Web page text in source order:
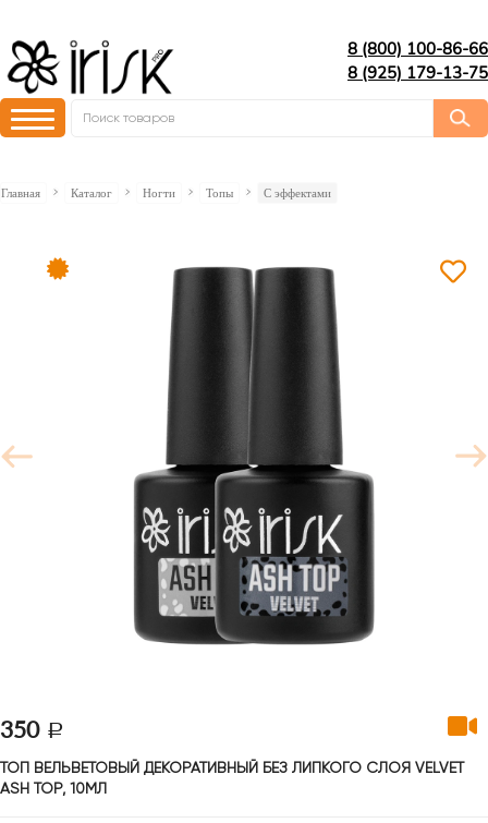
8 (800) 100-86-66
8 (925) 179-13-75
Главная Каталог Ногти Топы C эффектами
350
ТОП ВЕЛЬВЕТОВЫЙ ДЕКОРАТИВНЫЙ БЕЗ ЛИПКОГО СЛОЯ VELVET
ASH TOP, 10МЛ